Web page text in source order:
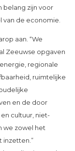
belang zijn voor
van de economie.
aan. “We
Zeeuwse opgaven
regionale
ruimtelijke
en de door
cultuur, niet-
we zowel het
inzetten.”